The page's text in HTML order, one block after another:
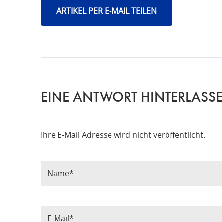
ARTIKEL PER E-MAIL TEILEN
EINE ANTWORT
Ihre E-Mail Adresse wird nicht veröffentlicht.